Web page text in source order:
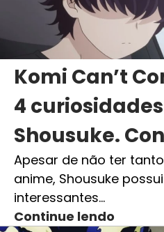
Komi Can’t
4
Shousuke.
Apesar de não ter
anime, Shousuke
interessantes…
Continue lendo